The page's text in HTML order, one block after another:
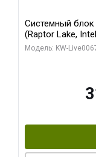
Системный блок
(Raptor Lake,
RTX5080
Модель: KW-